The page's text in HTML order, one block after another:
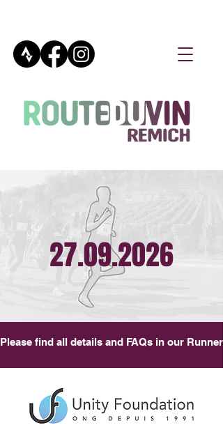
27.09.2026
Please find all details and FAQs in our